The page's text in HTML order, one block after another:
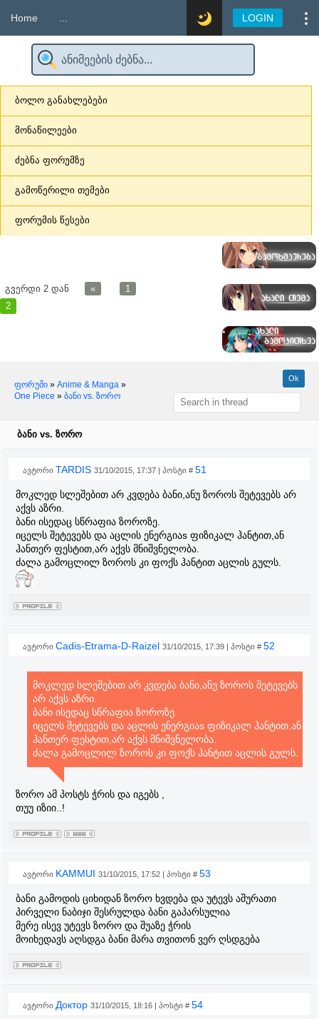
Home LOGIN
ბოლო განახლებები
მონაწილეები
ძებნა ფორუმზე
გამოწერილი თემები
ფორუმის წესები
გვერდი 2 დან «
1
2
ფორუმი » Anime & Manga »
One Piece » ბანი vs. ზორო
ბანი vs. ზორო
ავტორი TARDIS 31/10/2015, 17:37 | პოსტი # 51
მოკლედ სლეშებით არ კვდება ბანი,ანუ ზოროს შეტევებს არ
აქვს აზრი.
ბანი ისედაც სწრაფია ზოროზე.
იცელს შეტევებს და აცლის ენერგიაs ფიზიკალ ჰანტით,ან
ჰანთერ ფესტით,არ აქვს მნიშვნელობა.
ძალა გამოცლილ ზოროს კი ფოქს ჰანტით აცლის გულს.
ავტორი Cadis-Etrama-D-Raizel 31/10/2015, 17:39 | პოსტი # 52
მოკლედ სლეშებით არ კვდება ბანი,ანუ ზოროს შეტევებს
არ აქვს აზრი.
ბანი ისედაც სწრაფია ზოროზე.
იცელს შეტევებს და აცლის ენერგიაs ფიზიკალ ჰანტით,ან
ჰანთერ ფესტით,არ აქვს მნიშვნელობა.
ძალა გამოცლილ ზოროს კი ფოქს ჰანტით აცლის გულს.
ზორო ამ პოსტს ჭრის და იგებს ,
თუუ იზიი..!
ავტორი KAMMUI 31/10/2015, 17:52 | პოსტი # 53
ბანი გამოდის ციხიდან ზორო ხვდება და უტევს აშურათი
პირველი ნაბიჯი შესრულდა ბანი გაპარსულია
მერე ისევ უტევს ზორო და შუაზე ჭრის
მოიხედავს აღსდგა ბანი მარა თვითონ ვერ ღსდგება
ავტორი Доктор 31/10/2015, 18:16 | პოსტი # 54